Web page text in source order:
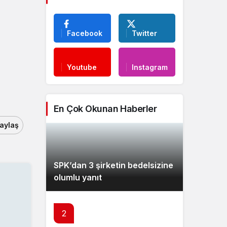
Facebook Twitter
Youtube Instagram
En Çok Okunan Haberler
SPK’dan 3 şirketin bedelsizine
olumlu yanıt
2